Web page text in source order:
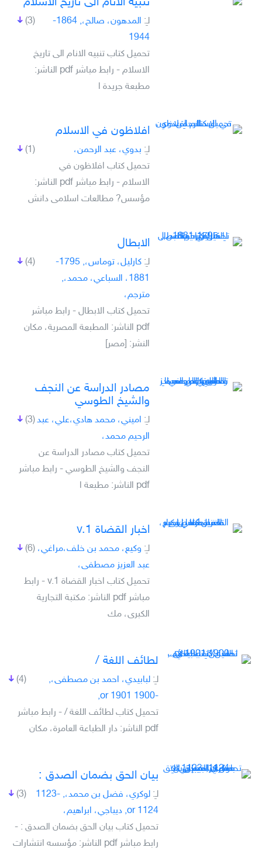
(3) لـِ:
المدهون، صالح،, 1864-
1944
تحميل كتاب تنبيه الانام الى تاريخ
الاسلام - رابط مباشر pdf الناشر:
مطبعة جريدة ا
افلاظون في الاسلام
(1) لـِ: بدوي، عبد الرحمن،
تحميل كتاب افلاظون في
الاسلام - رابط مباشر pdf الناشر:
مؤسس? مطالعات اسلامى دانش
الابطال
(4) لـِ:
كارليل، توماس،, 1795-
1881، السباعي، محمد،,
مترجم،
تحميل كتاب الابطال - رابط مباشر
pdf الناشر: المطبعة المصرية، مكان
النشر: [مصر]
مصادر الدراسة عن النجف
والشيخ الطوسي
(3) لـِ: اميني، محمد هادي،علي، عبد
الرحيم محمد،
تحميل كتاب مصادر الدراسة عن
النجف والشيخ الطوسي - رابط مباشر
pdf الناشر: مطبعة ا
اخبار القضاة v.1
(6) لـِ: وكيع، محمد بن خلف،مراغي،
عبد العزيز مصطفى،
تحميل كتاب اخبار القضاة v.1 - رابط
مباشر pdf الناشر: مكتبة التجارية
الكبرى، مك
‏لطائف اللغة /‏
(4) لـِ: لبابيدي، احمد بن مصطفى،,
-1900 or 1901,
تحميل كتاب ‏لطائف اللغة /‏ - رابط مباشر
pdf الناشر: ‏دار الطباعة العامرة، مكان
بيان الحق بضمان الصدق :
(3) لـِ:
لوكري، فضل بن محمد،, -1123
or 1124, ديباجي، ابراهيم،
تحميل كتاب بيان الحق بضمان الصدق : -
رابط مباشر pdf الناشر: مؤسسه انتشارات